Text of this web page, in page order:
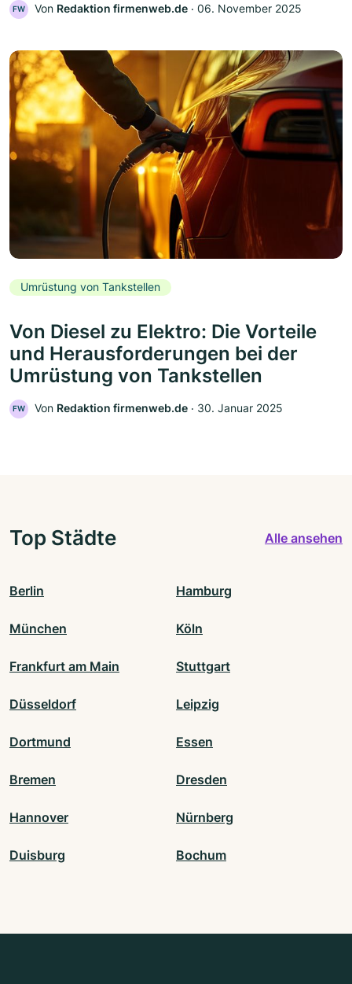
FW Von Redaktion firmenweb.de ‧ 06. November 2025
Umrüstung von Tankstellen
Von Diesel zu Elektro: Die Vorteile
und Herausforderungen bei der
Umrüstung von Tankstellen
FW Von Redaktion firmenweb.de ‧ 30. Januar 2025
Top Städte Alle ansehen
Berlin Hamburg
München Köln
Frankfurt am Main Stuttgart
Düsseldorf Leipzig
Dortmund Essen
Bremen Dresden
Hannover Nürnberg
Duisburg Bochum